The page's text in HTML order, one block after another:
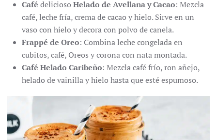
Café delicioso Helado de Avellana y Cacao: Mezcla
café, leche fría, crema de cacao y hielo. Sirve en un
vaso con hielo y decora con polvo de canela.
Frappé de Oreo: Combina leche congelada en
cubitos, café, Oreos y corona con nata montada.
Café Helado Caribeño: Mezcla café frío, ron añejo,
helado de vainilla y hielo hasta que esté espumoso.